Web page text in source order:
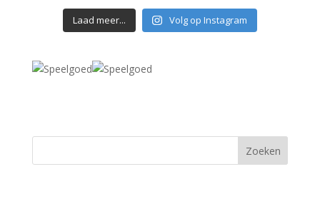
Laad meer... Volg op Instagram